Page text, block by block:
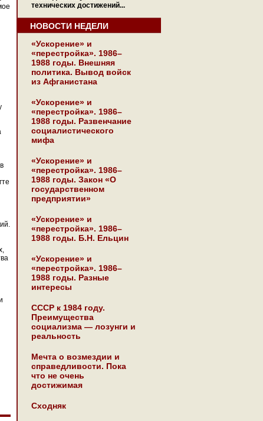
технических достижений...
НОВОСТИ НЕДЕЛИ
«Ускорение» и
«перестройка». 1986–
1988 годы. Внешняя
политика. Вывод войск
из Афганистана
«Ускорение» и
«перестройка». 1986–
1988 годы. Развенчание
социалистического
мифа
«Ускорение» и
«перестройка». 1986–
1988 годы. Закон «О
государственном
предприятии»
«Ускорение» и
«перестройка». 1986–
1988 годы. Б.Н. Ельцин
«Ускорение» и
«перестройка». 1986–
1988 годы. Разные
интересы
СССР к 1984 году.
Преимущества
социализма — лозунги и
реальность
Мечта о возмездии и
справедливости. Пока
что не очень
достижимая
Сходняк